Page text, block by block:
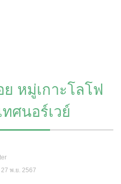
หมู่เกาะโลโฟ
ทศนอร์เวย์
พ.ย. 2567